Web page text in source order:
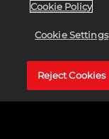
Cookie Policy
Cookie Settings
Reject Cookies